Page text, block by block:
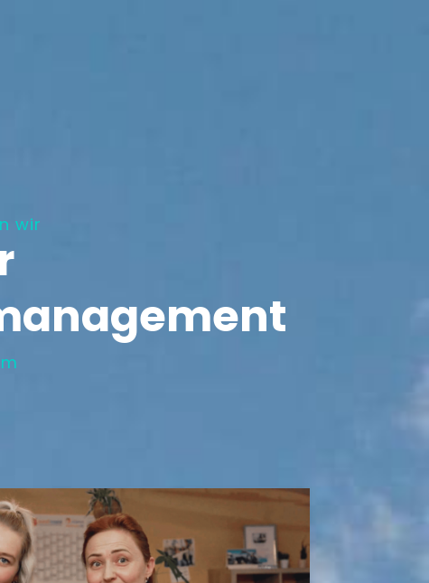
wir